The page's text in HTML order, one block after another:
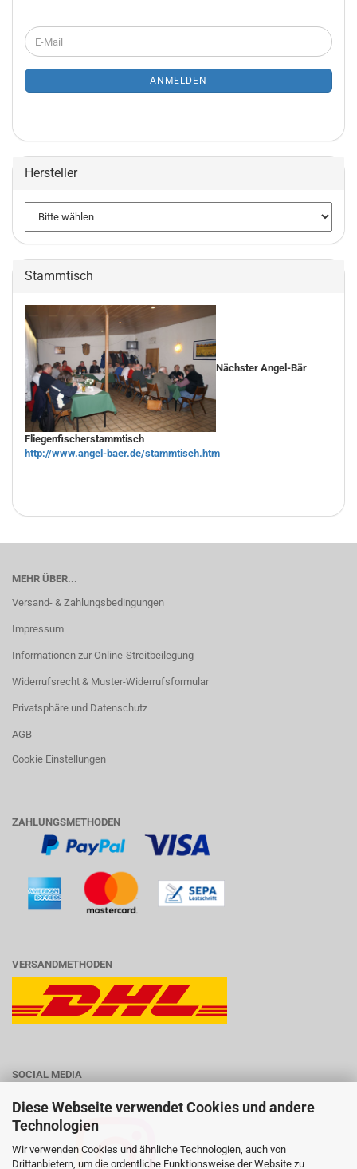
Diese Webseite verwendet Cookies und andere
Technologien
Wir verwenden Cookies und ähnliche Technologien, auch von
Drittanbietern, um die ordentliche Funktionsweise der Website zu
WEITER
ZUR
ANMELDUNG
E-
Mail
ANMELDEN
Hersteller
Stammtisch
Nächster Angel-Bär
Fliegenfischerstammtisch
http://www.angel-baer.de/stammtisch.htm
MEHR ÜBER...
Versand- & Zahlungsbedingungen
Impressum
Informationen zur Online-Streitbeilegung
Widerrufsrecht & Muster-Widerrufsformular
Privatsphäre und Datenschutz
AGB
Cookie Einstellungen
ZAHLUNGSMETHODEN
VERSANDMETHODEN
SOCIAL MEDIA